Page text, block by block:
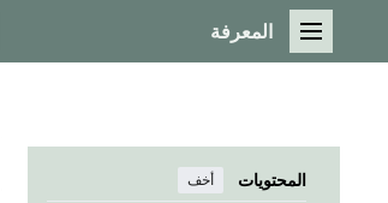
القائمة الرئيسية
المعرفة
المحتويات أخف